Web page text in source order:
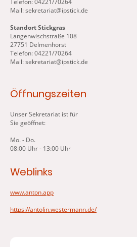
Telefon: 04221/70264
Mail: sekretariat@ipstick.de
Standort Stickgras
Langenwischstraße 108
27751 Delmenhorst
Telefon: 04221/70264
Mail: sekretariat@ipstick.de
Öffnungszeiten
Unser Sekretariat ist für
Sie geöffnet:
Mo. - Do.
08:00 Uhr - 13:00 Uhr
Weblinks
www.anton.app
https://antolin.westermann.de/